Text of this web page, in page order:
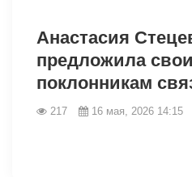
Анастасия
предложила
поклонникам
217 16 мая, 2026 14:15